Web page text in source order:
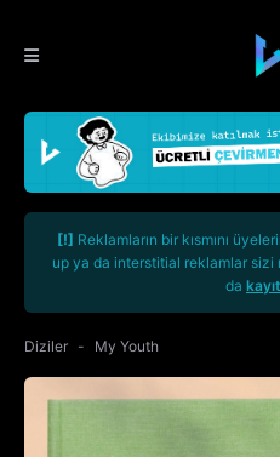
[!] Reklamların bir kısmını
up ya da interstitial reklamlar sizi
da
Diziler My Youth